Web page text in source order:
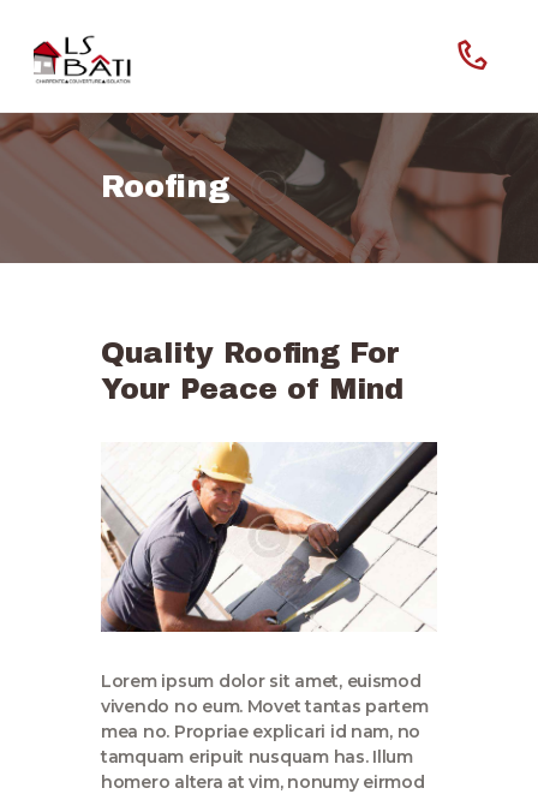
Roofing
Quality Roofing For
Your Peace of Mind
Lorem ipsum dolor sit amet, euismod
vivendo no eum. Movet tantas partem
mea no. Propriae explicari id nam, no
tamquam eripuit nusquam has. Illum
homero altera at vim, nonumy eirmod